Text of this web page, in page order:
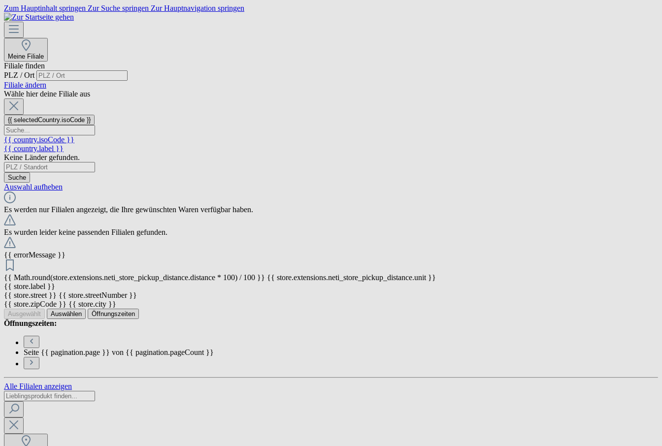
Zum Hauptinhalt springen Zur Suche springen Zur Hauptnavigation springen
Meine Filiale
Filiale finden
PLZ / Ort
Filiale ändern
Wähle hier deine Filiale aus
{{ selectedCountry.isoCode }}
{{ country.isoCode }}
{{ country.label }}
Keine Länder gefunden.
Suche
Auswahl aufheben
Es werden nur Filialen angezeigt, die Ihre gewünschten Waren verfügbar haben.
Es wurden leider keine passenden Filialen gefunden.
{{ errorMessage }}
{{ Math.round(store.extensions.neti_store_pickup_distance.distance * 100) / 100 }} {{ store.extensions.neti_store_pickup_distance.unit }}
{{ store.label }}
{{ store.street }} {{ store.streetNumber }}
{{ store.zipCode }} {{ store.city }}
Ausgewählt Auswählen Öffnungszeiten
Öffnungszeiten:
Seite {{ pagination.page }} von {{ pagination.pageCount }}
Alle Filialen anzeigen